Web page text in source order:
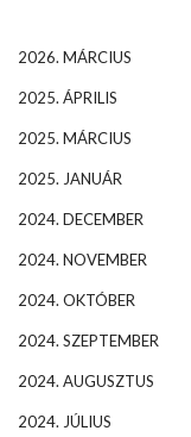
2026. MÁRCIUS
2025. ÁPRILIS
2025. MÁRCIUS
2025. JANUÁR
2024. DECEMBER
2024. NOVEMBER
2024. OKTÓBER
2024. SZEPTEMBER
2024. AUGUSZTUS
2024. JÚLIUS